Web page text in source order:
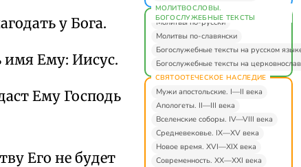
у Бога.
имя Ему: Иисус.
Ему Господь
Его не будет
МОЛИТВОСЛОВЫ.
БОГОСЛУЖЕБНЫЕ ТЕКСТЫ
Молитвы по-русски
Молитвы по-славянски
Богослужебные тексты на русском
Богослужебные тексты на
СВЯТООТЕЧЕСКОЕ НАСЛЕДИЕ
Мужи апостольские. I—II века
Апологеты. II—III века
Вселенские соборы. IV—VIII века
Средневековье. IX—XV века
Новое время. XVI—XIX века
Современность. XX—XXI века